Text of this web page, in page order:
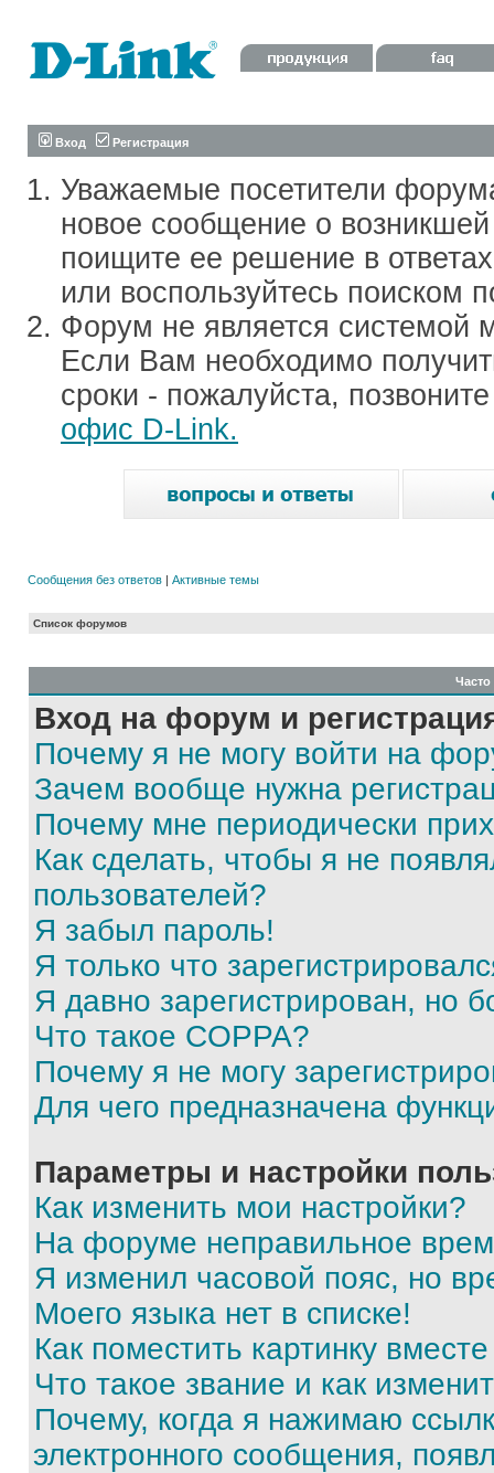
Вход Регистрация
Уважаемые посетители
новое сообщение о
поищите ее решение в
или воспользуйтесь поиском
Форум не является системой
Если Вам необходимо
сроки - пожалуйста,
офис D-Link.
Сообщения без ответов | Активные темы
Список форумов
Вход на форум и
Почему я не могу войти на
Зачем вообще нужна
Почему мне периодически
Как сделать, чтобы я не
пользователей?
Я забыл пароль!
Я только что
Я давно зарегистрирован, но
Что такое COPPA?
Почему я не могу
Для чего предназначена
Параметры и настройки
Как изменить мои настройки?
На форуме неправильное
Я изменил часовой пояс, но
Моего языка нет в списке!
Как поместить картинку
Что такое звание и как
Почему, когда я нажимаю
электронного сообщения,